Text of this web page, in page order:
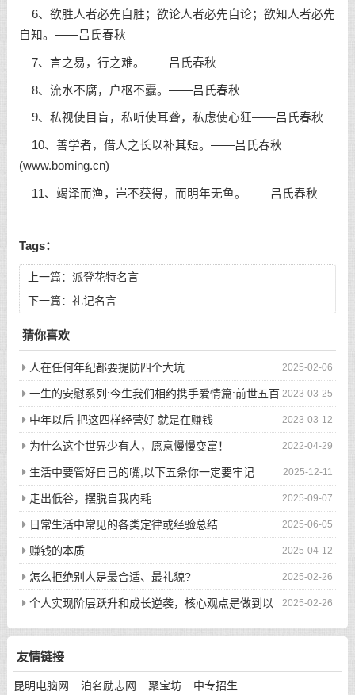
6、欲胜人者必先自胜；欲论人者必先自论；欲知人者必先
自知。——吕氏春秋
7、言之易，行之难。——吕氏春秋
8、流水不腐，户枢不蠹。——吕氏春秋
9、私视使目盲，私听使耳聋，私虑使心狂——吕氏春秋
10、善学者，借人之长以补其短。——吕氏春秋
(www.boming.cn)
11、竭泽而渔，岂不获得，而明年无鱼。——吕氏春秋
Tags：
上一篇： 派登花特名言
下一篇： 礼记名言
猜你喜欢
2025-02-06
人在任何年纪都要提防四个大坑
2023-03-25
一生的安慰系列:今生我们相约携手爱情篇:前世五百
次的回眸才换来今生的相遇
2023-03-12
中年以后 把这四样经营好 就是在赚钱
2022-04-29
为什么这个世界少有人，愿意慢慢变富！
2025-12-11
生活中要管好自己的嘴,以下五条你一定要牢记
2025-09-07
走出低谷，摆脱自我内耗
2025-06-05
日常生活中常见的各类定律或经验总结
2025-04-12
赚钱的本质
2025-02-26
怎么拒绝别人是最合适、最礼貌?
2025-02-26
个人实现阶层跃升和成长逆袭，核心观点是做到以
下八件事
友情链接
昆明电脑网 泊名励志网 聚宝坊 中专招生